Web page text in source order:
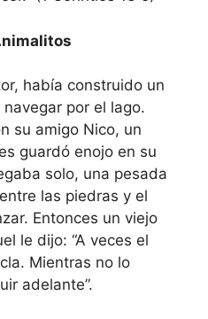
había construido un
por el lago.
su amigo Nico, un
guardó enojo en su
solo, una pesada
las piedras y el
Entonces un viejo
le dijo: “A veces el
Mientras no lo
adelante”.